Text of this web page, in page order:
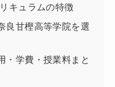
キュラムの特徴
良甘樫高等学院を選
・学費・授業料まと